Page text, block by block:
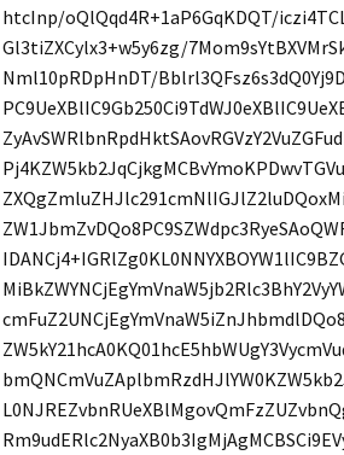
htcInp/oQlQqd4R+1aP6GqKDQT/
Gl3tiZXCylx3+w5y6zg/
Nml10pRDpHnDT/